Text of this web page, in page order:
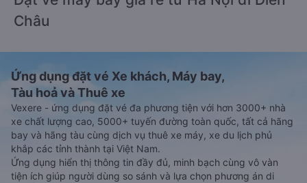
Châu
Ứng dụng đặt vé Xe khách, Máy bay,
Tàu hoả và Thuê xe
Vexere - ứng dụng đặt vé đa phương tiện với hơn 3000+ nhà
xe chất lượng cao, 5000+ tuyến đường toàn quốc, tất cả hãng
bay và hãng tàu cùng dịch vụ thuê xe máy, xe du lịch phủ
khắp các tỉnh thành tại Việt Nam.
Ứng dụng hiển thị thông tin đầy đủ, minh bạch cùng vô vàn
tiện ích giúp người dùng so sánh và lựa chọn phương án di